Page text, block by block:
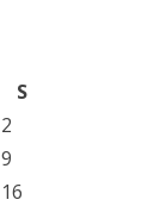
S
2
9
16